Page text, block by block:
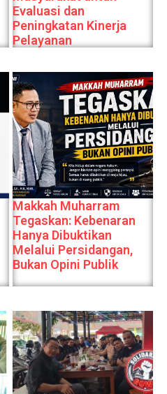
Evaluasi dan
Peningkatan Kinerja
Pelayanan
Makkah Muharram
Tegaskan: Kebenaran
Hanya Dibuktikan
Melalui Persidangan,
Bukan Opini Publik